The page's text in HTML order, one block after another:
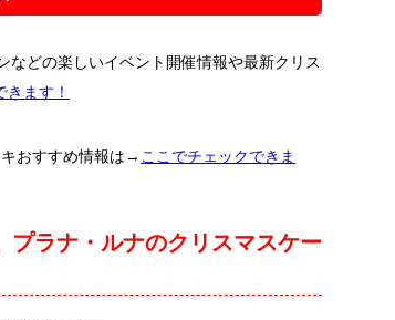
などの楽しいイベント開催情報や最新クリス
きます！
おすすめ情報は→ ここでチェックできま
プラナ・ルナのクリスマスケー